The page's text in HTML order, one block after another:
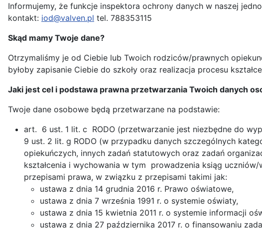
Informujemy, że funkcje inspektora ochrony danych w naszej
kontakt: iod@valven.pl tel. 788353115
Skąd mamy Twoje dane?
Otrzymaliśmy je od Ciebie lub Twoich rodziców/prawnych
byłoby zapisanie Ciebie do szkoły oraz realizacja procesu
Jaki jest cel i podstawa prawna przetwarzania Twoich danych
Twoje dane osobowe będą przetwarzane na podstawie:
art. 6 ust. 1 lit. c RODO (przetwarzanie jest niezbędne do
9 ust. 2 lit. g RODO (w przypadku danych szczególnych
opiekuńczych, innych zadań statutowych oraz zadań
kształcenia i wychowania w tym prowadzenia ksiąg
przepisami prawa, w związku z przepisami takimi jak:
ustawa z dnia 14 grudnia 2016 r. Prawo oświatowe,
ustawa z dnia 7 września 1991 r. o systemie oświaty,
ustawa z dnia 15 kwietnia 2011 r. o systemie informacji
ustawa z dnia 27 października 2017 r. o finansowaniu